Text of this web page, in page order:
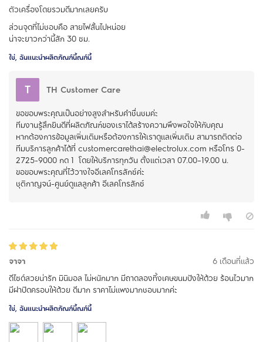
ตัวเครื่องโดยรวมดีมากเลยครับ
ส่วนจุดที่ไม่ชอบคือ สายไฟสั้นไปหน่อย
น่าจะยาวกว่านี้สัก 30 ซม.
ใช่, ฉันแนะนำผลิตภัณฑ์นี้ณฑ์นี้
T
TH Customer Care
ขอขอบพระคุณเป็นอย่างสูงสำหรับคำชื่นชมค่ะ
ทีมงานรู้สึกยินดีที่ผลิตภัณฑ์ของเราได้สร้างความพึงพอใจให้กับคุณ
หากต้องการข้อมูลเพิ่มเติมหรือต้องการให้เราดูแลเพิ่มเติม สามารถติดต่อ
ทีมบริการลูกค้าได้ที่ customercarethai@electrolux.com หรือโทร 0-
2725-9000 กด 1 โดยให้บริการทุกวัน ตั้งแต่เวลา 07.00–19.00 น.
ขอขอบพระคุณที่ไว้วางใจอีเลคโทรลักซ์ค่ะ
ชุติกาญจน์-ศูนย์ดูแลลูกค้า อีเลคโทรลักซ์
จาจา
6 เดือนที่แล้ว
ดีไซด์สวยน่ารัก มินิมอล ไม่หนักมาก มีถาดลองทิ้งเศษขนมปังให้ด้วย ร้อนไวมาก
มีฝาปิดครอบให้ด้วย ดีมาก ราคาไม่แพงมากชอบมากค่ะ
ใช่, ฉันแนะนำผลิตภัณฑ์นี้ณฑ์นี้